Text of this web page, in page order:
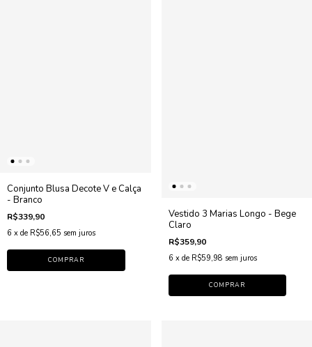
Conjunto Blusa Decote V e Calça
- Branco
R$339,90
6 x de R$56,65 sem juros
COMPRAR
Vestido 3 Marias Longo - Bege
Claro
R$359,90
6 x de R$59,98 sem juros
COMPRAR